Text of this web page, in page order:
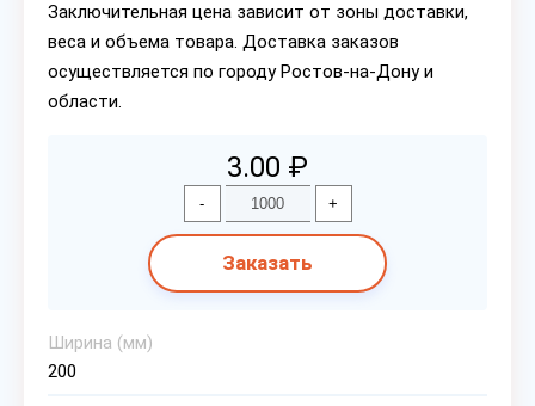
Заключительная цена зависит от зоны доставки,
веса и объема товара. Доставка заказов
осуществляется по городу Ростов-на-Дону и
области.
3.00 ₽
- +
Заказать
Ширина (мм)
200